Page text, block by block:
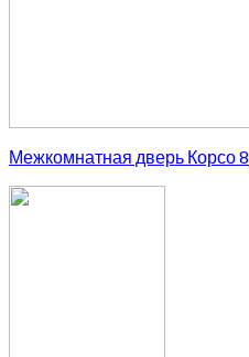
Межкомнатная дверь Корсо 8